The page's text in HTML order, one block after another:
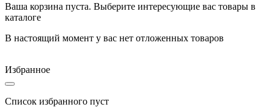
Ваша корзина пуста. Выберите интересующие вас товары в
каталоге
В настоящий момент у вас нет отложенных товаров
Избранное
Список избранного пуст